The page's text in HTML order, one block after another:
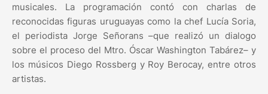
musicales. La programación contó con charlas de
reconocidas figuras uruguayas como la chef Lucía Soria,
el periodista Jorge Señorans –que realizó un dialogo
sobre el proceso del Mtro. Óscar Washington Tabárez– y
los músicos Diego Rossberg y Roy Berocay, entre otros
artistas.